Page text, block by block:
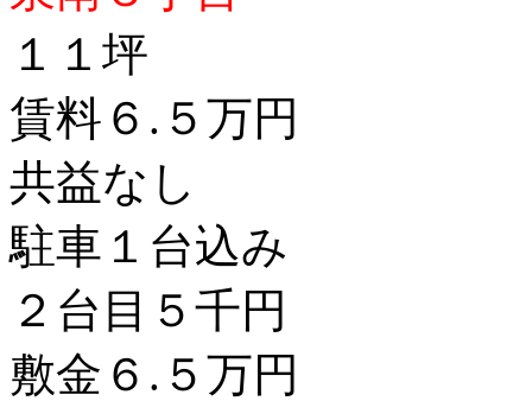
１１坪
賃料６.５万円
共益なし
駐車１台込み
２台目５千円
敷金６.５万円